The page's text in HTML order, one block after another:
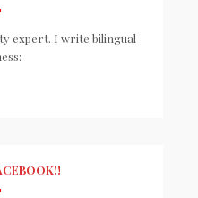
expert. I write bilingual